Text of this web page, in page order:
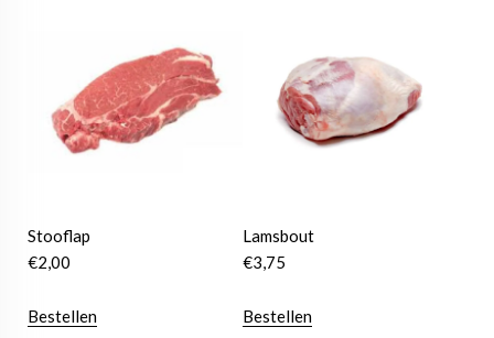
Stooflap
€2,00
Bestellen
Lamsbout
€3,75
Bestellen